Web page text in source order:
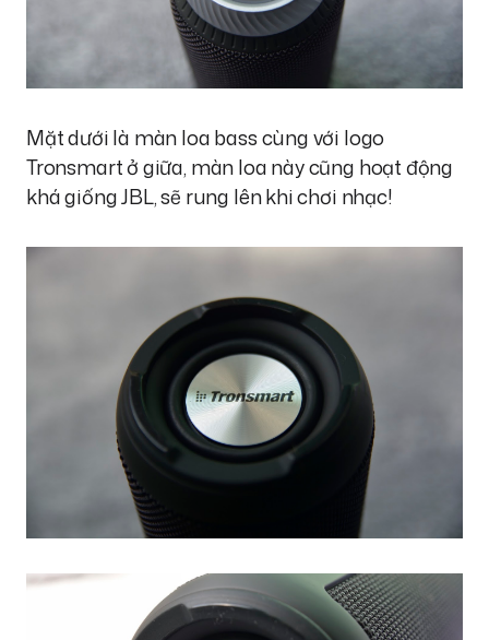
Mặt dưới là màn loa bass cùng với logo
Tronsmart ở giữa, màn loa này cũng hoạt động
khá giống JBL, sẽ rung lên khi chơi nhạc!